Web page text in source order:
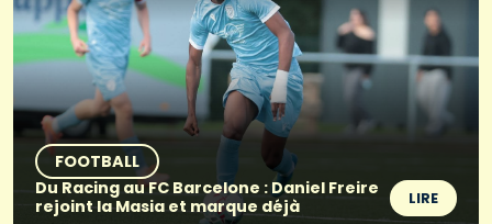
FOOTBALL
Du Racing au FC Barcelone : Daniel Freire
rejoint la Masia et marque déjà
LIRE